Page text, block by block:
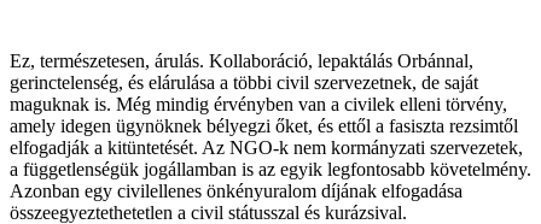
Ez, természetesen, árulás. Kollaboráció, lepaktálás Orbánnal,
gerinctelenség, és elárulása a többi civil szervezetnek, de saját
maguknak is. Még mindig érvényben van a civilek elleni törvény,
amely idegen ügynöknek bélyegzi őket, és ettől a fasiszta rezsimtől
elfogadják a kitüntetését. Az NGO-k nem kormányzati szervezetek,
a függetlenségük jogállamban is az egyik legfontosabb követelmény.
Azonban egy civilellenes önkényuralom díjának elfogadása
összeegyeztethetetlen a civil státusszal és kurázsival.